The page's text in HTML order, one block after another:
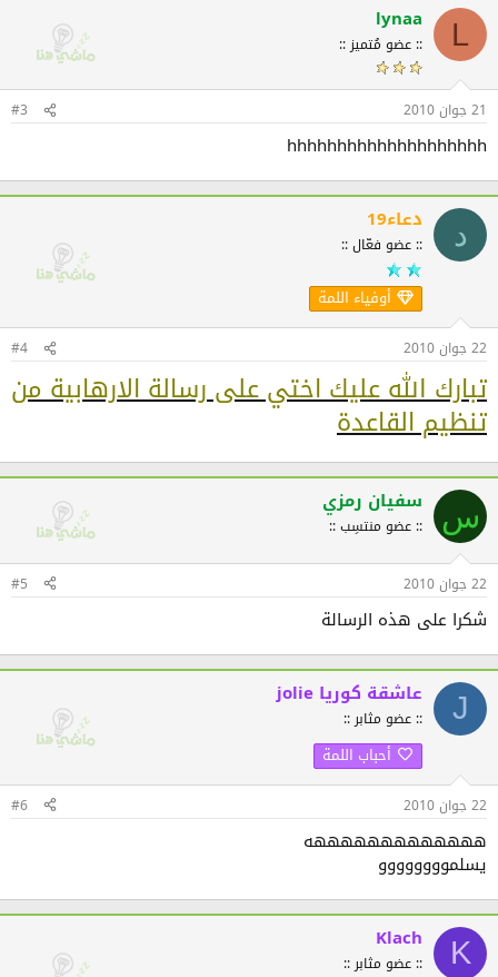
L
lynaa
:: عضو مُتميز ::
21 جوان 2010 #3
hhhhhhhhhhhhhhhhhhhh
د دعاء19
:: عضو فعّال ::
أوفياء اللمة
22 جوان 2010 #4
تبارك الله عليك اختي على رسالة الارهابية من
تنظيم القاعدة
س سفيان رمزي
:: عضو منتسِب ::
22 جوان 2010 #5
شكرا على هذه الرسالة
J jolie عاشقة كوريا
:: عضو مثابر ::
أحباب اللمة
22 جوان 2010 #6
هههههههههههههه
يسلموووووووو
K
Klach
:: عضو مثابر ::